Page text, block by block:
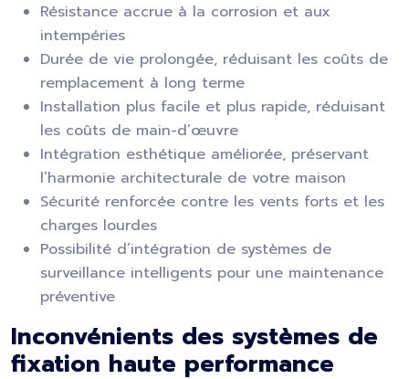
Résistance accrue à la corrosion et aux
intempéries
Durée de vie prolongée, réduisant les coûts de
remplacement à long terme
Installation plus facile et plus rapide, réduisant
les coûts de main-d’œuvre
Intégration esthétique améliorée, préservant
l’harmonie architecturale de votre maison
Sécurité renforcée contre les vents forts et les
charges lourdes
Possibilité d’intégration de systèmes de
surveillance intelligents pour une maintenance
préventive
Inconvénients des systèmes de
fixation haute performance